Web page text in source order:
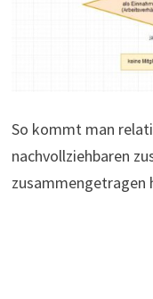
So kommt man
nachvollziehbaren
zusammengetragen